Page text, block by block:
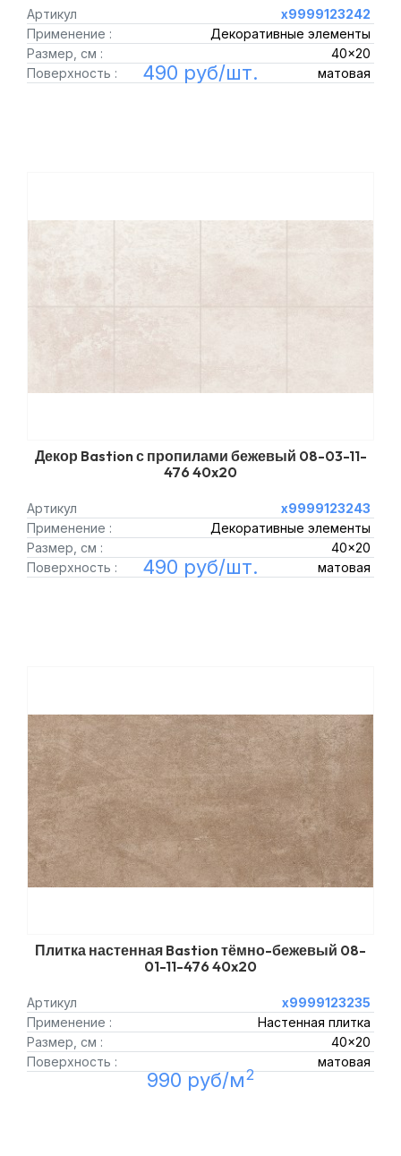
Артикул
х9999123242
Применение :
Декоративные элементы
Размер, см :
40x20
Поверхность :
матовая
490 руб/шт.
Декор Bastion с пропилами бежевый 08-03-11-
476 40x20
Артикул
х9999123243
Применение :
Декоративные элементы
Размер, см :
40x20
Поверхность :
матовая
490 руб/шт.
Плитка настенная Bastion тёмно-бежевый 08-
01-11-476 40x20
Артикул
х9999123235
Применение :
Настенная плитка
Размер, см :
40x20
Поверхность :
матовая
990 руб/м2